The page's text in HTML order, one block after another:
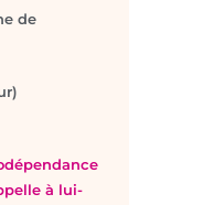
de
à lui-